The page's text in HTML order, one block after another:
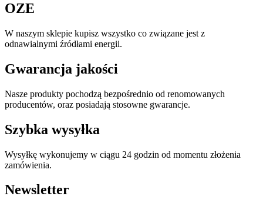
OZE
W naszym sklepie kupisz wszystko co związane jest z
odnawialnymi źródłami energii.
Gwarancja jakości
Nasze produkty pochodzą bezpośrednio od renomowanych
producentów, oraz posiadają stosowne gwarancje.
Szybka wysyłka
Wysyłkę wykonujemy w ciągu 24 godzin od momentu złożenia
zamówienia.
Newsletter